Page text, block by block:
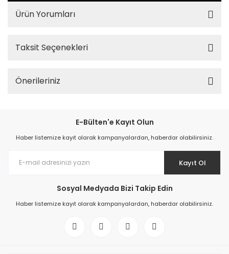
Ürün Yorumları
Taksit Seçenekleri
Önerileriniz
E-Bülten'e Kayıt Olun
Haber listemize kayıt olarak kampanyalardan, haberdar olabilirsiniz.
Kayıt Ol
Sosyal Medyada Bizi Takip Edin
Haber listemize kayıt olarak kampanyalardan, haberdar olabilirsiniz.